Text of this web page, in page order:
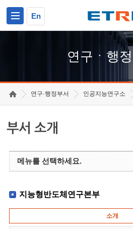
En
연구ㆍ행
연구·행정부서 인공지능연구소
부서 소개
메뉴를 선택하세요.
지능형반도체연구본부
소개